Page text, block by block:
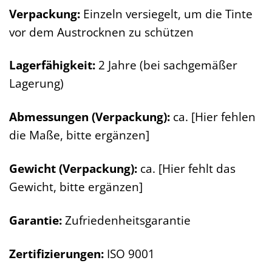
Verpackung: Einzeln versiegelt, um die Tinte
vor dem Austrocknen zu schützen
Lagerfähigkeit: 2 Jahre (bei sachgemäßer
Lagerung)
Abmessungen (Verpackung): ca. [Hier fehlen
die Maße, bitte ergänzen]
Gewicht (Verpackung): ca. [Hier fehlt das
Gewicht, bitte ergänzen]
Garantie:Zufriedenheitsgarantie
Zertifizierungen: ISO 9001